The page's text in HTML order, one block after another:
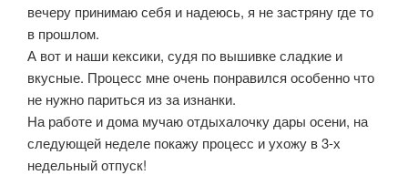
вечеру принимаю себя и надеюсь, я не застряну где то
в прошлом.
А вот и наши кексики, судя по вышивке сладкие и
вкусные. Процесс мне очень понравился особенно что
не нужно париться из за изнанки.
На работе и дома мучаю отдыхалочку дары осени, на
следующей неделе покажу процесс и ухожу в 3-х
недельный отпуск!